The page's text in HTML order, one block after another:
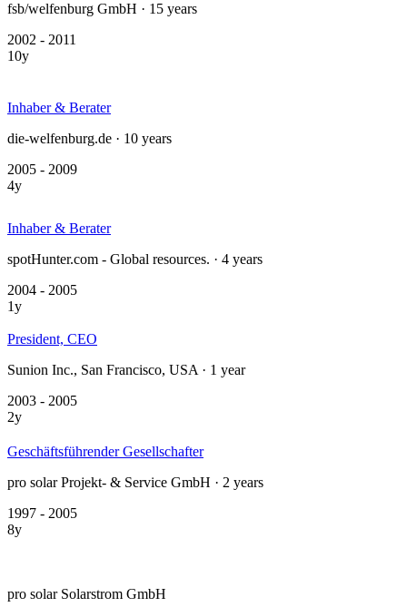
fsb/welfenburg GmbH · 15 years
2002 - 2011
10y
Inhaber & Berater
die-welfenburg.de · 10 years
2005 - 2009
4y
Inhaber & Berater
spotHunter.com - Global resources. · 4 years
2004 - 2005
1y
President, CEO
Sunion Inc., San Francisco, USA · 1 year
2003 - 2005
2y
Geschäftsführender Gesellschafter
pro solar Projekt- & Service GmbH · 2 years
1997 - 2005
8y
pro solar Solarstrom GmbH